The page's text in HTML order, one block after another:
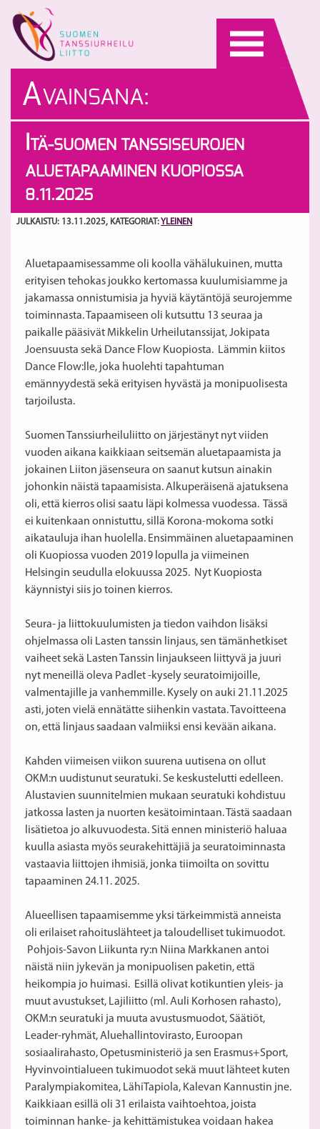
content
AVAINSANA:
ALUETAPAAMINEN
TÄ-SUOMEN TANSSISEUROJEN
ALUETAPAAMINEN KUOPIOSSA
8.11.2025
JULKAISTU: 13.11.2025, KATEGORIAT: YLEINEN
Aluetapaamisessamme oli koolla vähälukuinen, mutta
erityisen tehokas joukko kertomassa kuulumisiamme ja
jakamassa onnistumisia ja hyviä käytäntöjä seurojemme
toiminnasta. Tapaamiseen oli kutsuttu 13 seuraa ja
paikalle pääsivät Mikkelin Urheilutanssijat, Jokipata
Joensuusta sekä Dance Flow Kuopiosta. Lämmin kiitos
Dance Flow:lle, joka huolehti tapahtuman
emännyydestä sekä erityisen hyvästä ja monipuolisesta
tarjoilusta.
Suomen Tanssiurheiluliitto on järjestänyt nyt viiden
vuoden aikana kaikkiaan seitsemän aluetapaamista ja
jokainen Liiton jäsenseura on saanut kutsun ainakin
johonkin näistä tapaamisista. Alkuperäisenä ajatuksena
oli, että kierros olisi saatu läpi kolmessa vuodessa. Tässä
ei kuitenkaan onnistuttu, sillä Korona-mokoma sotki
aikatauluja ihan huolella. Ensimmäinen aluetapaaminen
oli Kuopiossa vuoden 2019 lopulla ja viimeinen
Helsingin seudulla elokuussa 2025. Nyt Kuopiosta
käynnistyi siis jo toinen kierros.
Seura- ja liittokuulumisten ja tiedon vaihdon lisäksi
ohjelmassa oli Lasten tanssin linjaus, sen tämänhetkiset
vaiheet sekä Lasten Tanssin linjaukseen liittyvä ja juuri
nyt meneillä oleva Padlet -kysely seuratoimijoille,
valmentajille ja vanhemmille. Kysely on auki 21.11.2025
asti, joten vielä ennätätte siihenkin vastata. Tavoitteena
on, että linjaus saadaan valmiiksi ensi kevään aikana.
Kahden viimeisen viikon suurena uutisena on ollut
OKM:n uudistunut seuratuki. Se keskustelutti edelleen.
Alustavien suunnitelmien mukaan seuratuki kohdistuu
jatkossa lasten ja nuorten kesätoimintaan. Tästä saadaan
lisätietoa jo alkuvuodesta. Sitä ennen ministeriö haluaa
kuulla asiasta myös seurakehittäjiä ja seuratoiminnasta
vastaavia liittojen ihmisiä, jonka tiimoilta on sovittu
tapaaminen 24.11. 2025.
Alueellisen tapaamisemme yksi tärkeimmistä anneista
oli erilaiset rahoituslähteet ja taloudelliset tukimuodot.
Pohjois-Savon Liikunta ry:n Niina Markkanen antoi
näistä niin jykevän ja monipuolisen paketin, että
heikompia jo huimasi. Esillä olivat kotikuntien yleis- ja
muut avustukset, Lajiliitto (ml. Auli Korhosen rahasto),
OKM:n seuratuki ja muuta avustusmuodot, Säätiöt,
Leader-ryhmät, Aluehallintovirasto, Euroopan
sosiaalirahasto, Opetusministeriö ja sen Erasmus+Sport,
Hyvinvointialueen tukimuodot sekä muut lähteet kuten
Paralympiakomitea, LähiTapiola, Kalevan Kannustin jne.
Kaikkiaan esillä oli 31 erilaista vaihtoehtoa, joista
toiminnan hanke- ja kehittämistukea voidaan hakea